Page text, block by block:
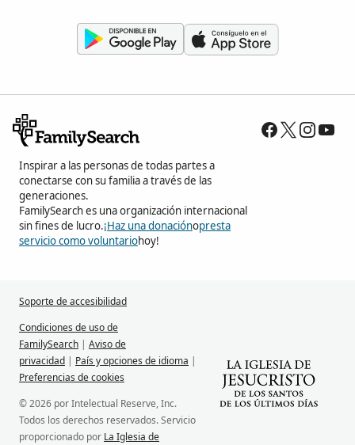
Inspirar a las personas de todas partes a
conectarse con su familia a través de las
generaciones.
FamilySearch es una organización internacional
sin fines de lucro.¡Haz una donaciónopresta
servicio como voluntariohoy!
Soporte de accesibilidad
Condiciones de uso de
FamilySearch | Aviso de
privacidad | País y opciones de idioma |
Preferencias de cookies
© 2026 por Intelectual Reserve, Inc.
Todos los derechos reservados. Servicio
proporcionado por La Iglesia de